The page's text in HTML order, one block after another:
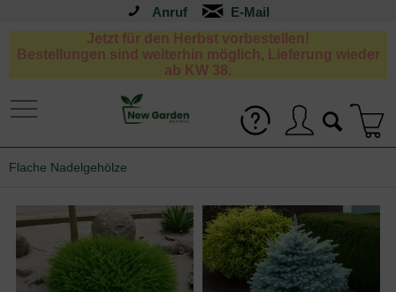
Anruf
Jetzt für den Herbst vorbestellen!
Bestellungen sind weiterhin möglich, Lieferung wieder
ab KW 38.
Flache Nadelgehölze